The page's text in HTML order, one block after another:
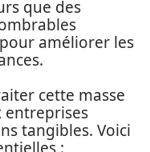
que des
améliorer les
cette masse
entreprises
tangibles. Voici